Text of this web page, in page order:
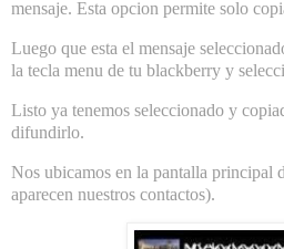
mensaje. Esta opcion permite solo
Luego que esta el mensaje
la tecla menu de tu blackberry y
Listo ya tenemos seleccionado y
difundirlo.
Nos ubicamos en la pantalla principal
aparecen nuestros contactos).